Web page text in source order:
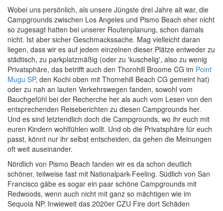
Wobei uns persönlich, als unsere Jüngste drei Jahre alt war, die
Campgrounds zwischen Los Angeles und Pismo Beach eher nicht
so zugesagt hatten bei unserer Routenplanung, schon damals
nicht. Ist aber sicher Geschmackssache. Mag vielleicht daran
liegen, dass wir es auf jedem einzelnen dieser Plätze entweder zu
städtisch, zu parkplatzmäßig (oder zu 'kuschelig', also zu wenig
Privatsphäre, das betrifft auch den Thornhill Broome CG im Point
Mugu SP, den Kochi oben mit Thornehill Beach CG gemeint hat)
oder zu nah an lauten Verkehrswegen fanden, sowohl vom
Bauchgefühl bei der Recherche her als auch vom Lesen von den
entsprechenden Reiseberichten zu diesen Campgrounds her.
Und es sind letztendlich doch die Campgrounds, wo ihr euch mit
euren Kindern wohlfühlen wollt. Und ob die Privatsphäre für euch
passt, könnt nur ihr selbst entscheiden, da gehen die Meinungen
oft weit auseinander.
Nördlich von Pismo Beach fanden wir es da schon deutlich
schöner, teilweise fast mit Nationalpark-Feeling. Südlich von San
Francisco gäbe es sogar ein paar schöne Campgrounds mit
Redwoods, wenn auch nicht mit ganz so mächtigen wie im
Sequoia NP. Inwieweit das 2020er CZU Fire dort Schäden